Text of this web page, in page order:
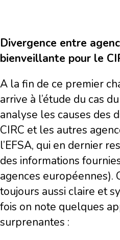
Divergence entre
bienveillante pour le
A la fin de ce premier
arrive à l’étude du cas
analyse les causes des
CIRC et les autres
l’EFSA, qui en dernier
des informations
agences européennes).
toujours aussi claire et
fois on note quelques
surprenantes :